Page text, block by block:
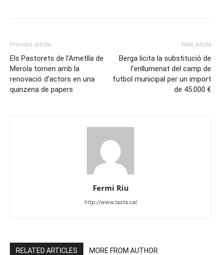
Previous article
Els Pastorets de l’Ametlla de
Merola tornen amb la
renovació d’actors en una
quinzena de papers
Next article
Berga licita la substitució de
l’enllumenat del camp de
futbol municipal per un import
de 45.000 €
Fermi Riu
http://www.tasta.cat
RELATED ARTICLES MORE FROM AUTHOR